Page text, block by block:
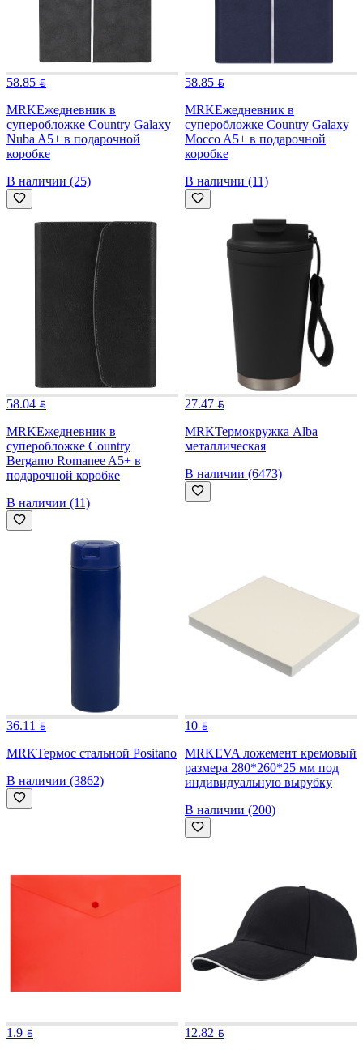
58.85
MRKЕжедневник в
суперобложке Country Galaxy
Nuba A5+ в подарочной
коробке
В наличии (25)
58.85
MRKЕжедневник в
суперобложке Country Galaxy
Mocco A5+ в подарочной
коробке
В наличии (11)
58.04
MRKЕжедневник в
суперобложке Country
Bergamo Romanee A5+ в
подарочной коробке
В наличии (11)
27.47
MRKТермокружка Alba
металлическая
В наличии (6473)
36.11
MRKТермос стальной Positano
В наличии (3862)
10
MRKEVA ложемент кремовый
размера 280*260*25 мм под
индивидуальную вырубку
В наличии (200)
1.9
12.82